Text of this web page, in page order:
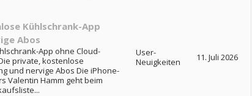
Kühlschrank-App
Abos
App ohne Cloud-
private, kostenlose
und nervige Abos Die iPhone-
Valentin Hamm geht beim
User-
Neuigkeiten
11. Juli 2026